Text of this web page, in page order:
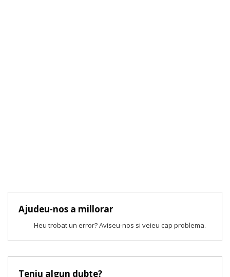
Ajudeu-nos a millorar
Heu trobat un error? Aviseu-nos si veieu cap problema.
Teniu algun dubte?